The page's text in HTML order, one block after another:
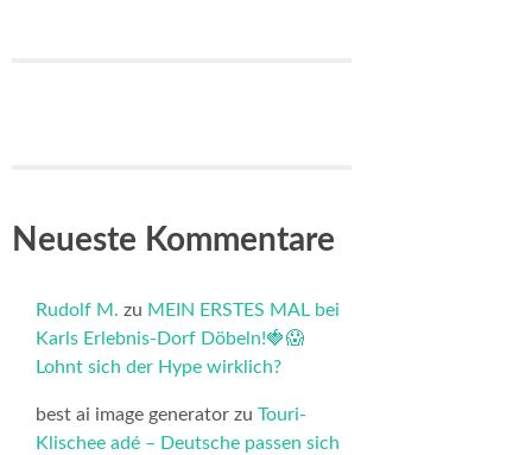
Neueste Kommentare
Rudolf M. zu MEIN ERSTES MAL bei
Karls Erlebnis-Dorf Döbeln!🍓😱
Lohnt sich der Hype wirklich?
best ai image generator zu Touri-
Klischee adé – Deutsche passen sich